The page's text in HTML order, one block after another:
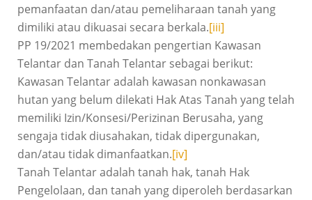
pemanfaatan dan/atau pemeliharaan tanah yang
dimiliki atau dikuasai secara berkala.[iii]
PP 19/2021 membedakan pengertian Kawasan
Telantar dan Tanah Telantar sebagai berikut:
Kawasan Telantar adalah kawasan nonkawasan
hutan yang belum dilekati Hak Atas Tanah yang telah
memiliki Izin/Konsesi/Perizinan Berusaha, yang
sengaja tidak diusahakan, tidak dipergunakan,
dan/atau tidak dimanfaatkan.[iv]
Tanah Telantar adalah tanah hak, tanah Hak
Pengelolaan, dan tanah yang diperoleh berdasarkan